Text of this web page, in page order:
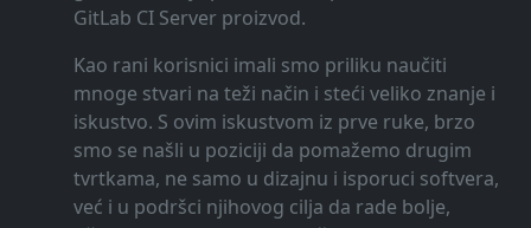
GitLab CI Server proizvod.
Kao rani korisnici imali smo priliku naučiti
mnoge stvari na teži način i steći veliko znanje i
iskustvo. S ovim iskustvom iz prve ruke, brzo
smo se našli u poziciji da pomažemo drugim
tvrtkama, ne samo u dizajnu i isporuci softvera,
već i u podršci njihovog cilja da rade bolje,